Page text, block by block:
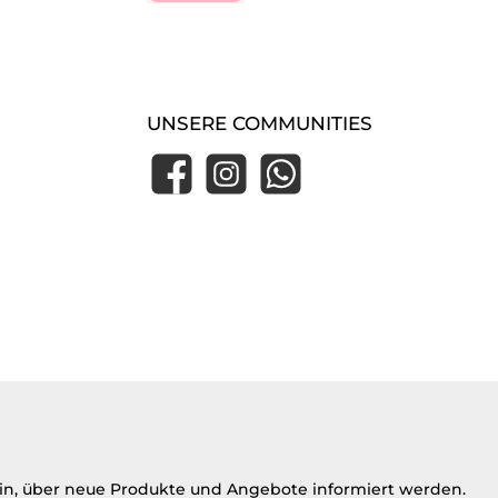
UNSERE COMMUNITIES
FacebookInstagramWhatsApp
über neue Produkte und Angebote informiert werden.